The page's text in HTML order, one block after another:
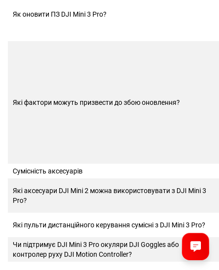
Як оновити ПЗ DJI Mini 3 Pro?
Які фактори можуть призвести до збою оновлення?
Сумісність аксесуарів
Які аксесуари DJI Mini 2 можна використовувати з DJI Mini 3
Pro?
Які пульти дистанційного керування сумісні з DJI Mini 3 Pro?
Чи підтримує DJI Mini 3 Pro окуляри DJI Goggles або
контролер руху DJI Motion Controller?